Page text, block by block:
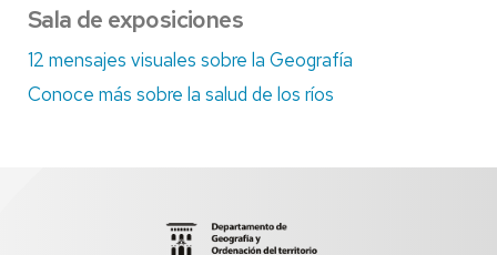
Sala de exposiciones
12 mensajes visuales sobre la Geografía
Conoce más sobre la salud de los ríos